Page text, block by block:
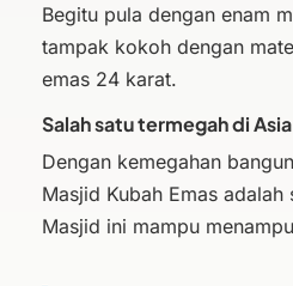
Begitu pula dengan enam
tampak kokoh dengan
emas 24 karat.
Salah satu termegah di
Dengan kemegahan
Masjid Kubah Emas
Masjid ini mampu